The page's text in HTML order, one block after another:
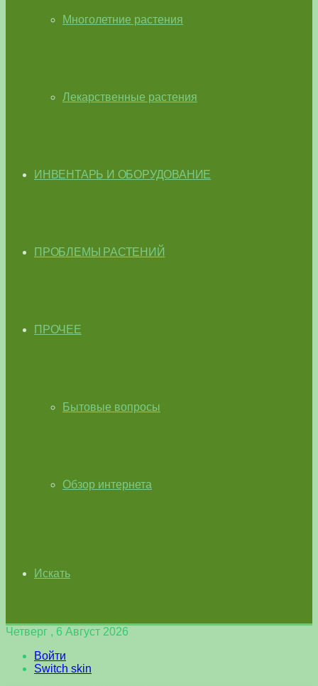
Многолетние растения
Лекарственные растения
ИНВЕНТАРЬ И ОБОРУДОВАНИЕ
ПРОБЛЕМЫ РАСТЕНИЙ
ПРОЧЕЕ
Бытовые вопросы
Обзор интернета
Искать
Четверг , 6 Август 2026
Войти
Switch skin